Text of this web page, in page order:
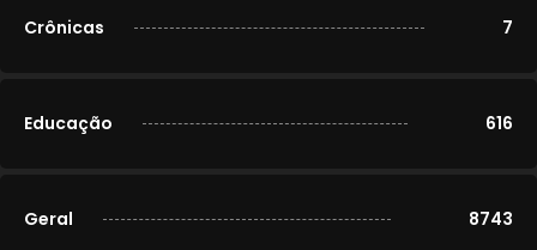
Crônicas 7
Educação 616
Geral 8743